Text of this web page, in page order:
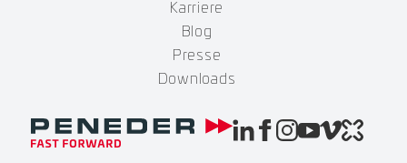
Karriere
Blog
Presse
Downloads